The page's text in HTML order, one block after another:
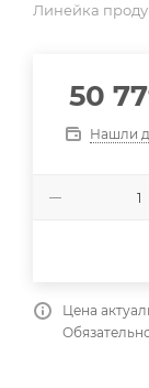
Линейка
50
Нашли
Цена